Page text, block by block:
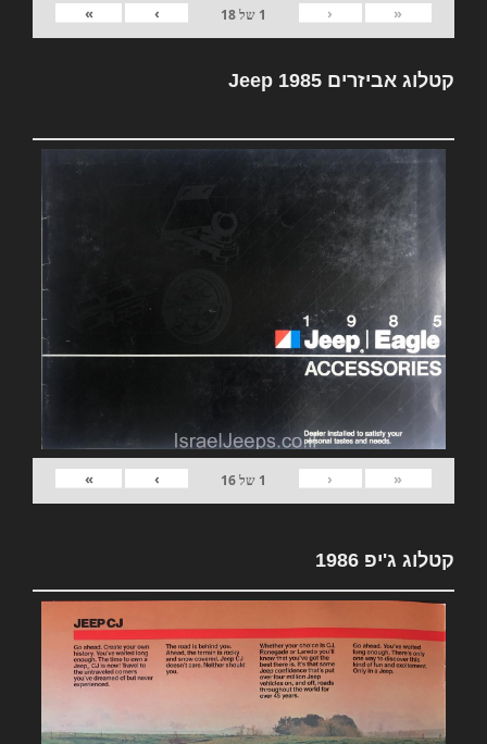
«
‹
1 של18
›
»
קטלוג אביזרים Jeep 1985
«
‹
1 של16
›
»
קטלוג ג'יפ 1986